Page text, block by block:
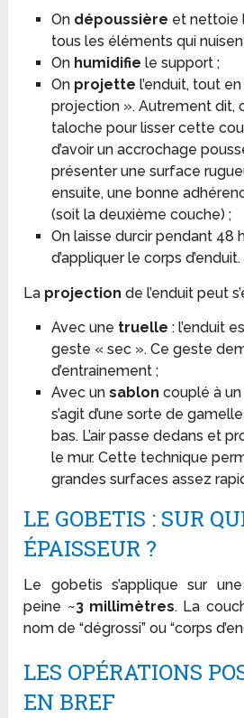
On dépoussière et nettoie
tous les éléments qui
On humidifie le support ;
On projette l’enduit, tout
projection ». Autrement dit,
taloche pour lisser cette
d’avoir un accrochage
présenter une surface
ensuite, une bonne
(soit la deuxième couche) ;
On laisse durcir pendant 48
d’appliquer le corps d’enduit.
La projectionde l’enduit peut
Avec une truelle : l’enduit
geste « sec ». Ce geste
d’entrainement ;
Avec un sablon couplé à
s’agit d’une sorte de
bas. L’air passe dedans et
le mur. Cette technique
grandes surfaces assez
LE GOBETIS : SUR
ÉPAISSEUR ?
Le gobetis s’applique sur
peine ~3 millimètres. La
nom de “dégrossi” ou “corps
LES OPÉRATIONS
EN BREF